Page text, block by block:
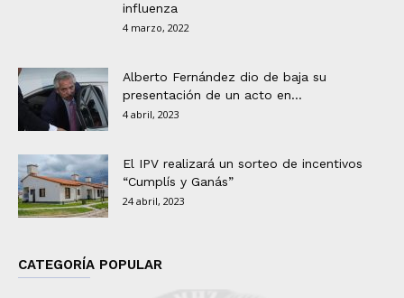
influenza
4 marzo, 2022
Alberto Fernández dio de baja su
presentación de un acto en...
4 abril, 2023
El IPV realizará un sorteo de incentivos
“Cumplís y Ganás”
24 abril, 2023
CATEGORÍA POPULAR